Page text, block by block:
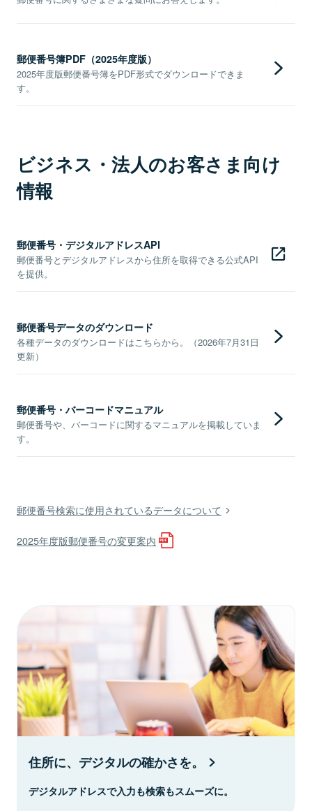
郵便番号簿PDF（2025年度版）
2025年度版郵便番号簿をPDF形式でダウンロードできま
す。
ビジネス・法人のお客さま向け
情報
郵便番号・デジタルアドレスAPI
郵便番号とデジタルアドレスから住所を取得できる公式API
を提供。
郵便番号データのダウンロード
各種データのダウンロードはこちらから。（2026年7月31日
更新）
郵便番号・バーコードマニュアル
郵便番号や、バーコードに関するマニュアルを掲載していま
す。
郵便番号検索に使用されているデータについて
2025年度版郵便番号の変更案内
住所に、デジタルの確かさを。
デジタルアドレスで入力も検索もスムーズに。